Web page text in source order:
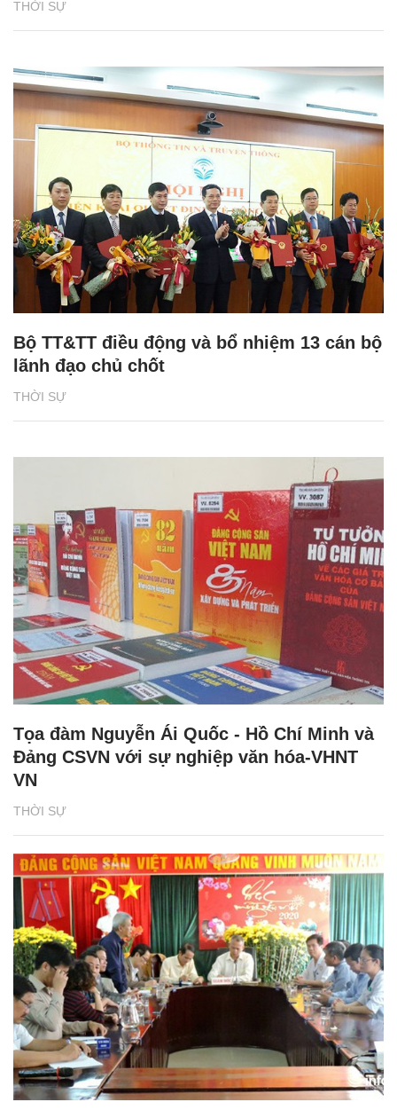
THỜI SỰ
THỜI SỰ
Bộ TT&TT điều động và bổ nhiệm 13 cán bộ
lãnh đạo chủ chốt
THỜI SỰ
Tọa đàm Nguyễn Ái Quốc - Hồ Chí Minh và
Đảng CSVN với sự nghiệp văn hóa-VHNT
VN